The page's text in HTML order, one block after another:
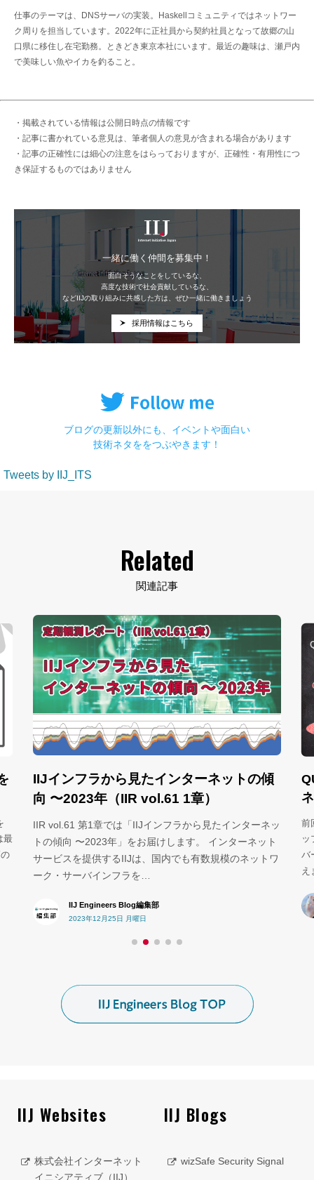
仕事のテーマは、DNSサーバの実装。Haskellコミュニティではネットワー
ク周りを担当しています。2022年に正社員から契約社員となって故郷の山
口県に移住し在宅勤務。ときどき東京本社にいます。最近の趣味は、瀬戸内
で美味しい魚やイカを釣ること。
・掲載されている情報は公開日時点の情報です
・記事に書かれている意見は、筆者個人の意見が含まれる場合があります
・記事の正確性には細心の注意をはらっておりますが、正確性・有用性につ
き保証するものではありません
IIJ
一緒に働く仲間を募集中！
面白そうなことをしているな、
高度な技術で社会貢献しているな、
などIIJの取り組みに共感した方は、ぜひ一緒に働きましょう
採用情報はこちら
ブログの更新以外にも、イベントや面白い
技術ネタををつぶやきます！
Tweets by IIJ_ITS
Related
関連記事
ネットの傾
見たインターネッ
。 インターネット
数規模のネットワ
QUICをゆっくり解説(19)：バージ
ネゴシエーション
前回は「QUICバージョン2」について説明しま
ップグレードの例として、クライアントとサー
バージョン1もバージョン2もサポートしてい
えます。互換性の観点からクライアントは、
山本 和彦
2022年07月21日 木曜日
IIJ Websites
株式会社インターネット
イニシアティブ（IIJ）
IIJ Blogs
wizSafe Security Signal